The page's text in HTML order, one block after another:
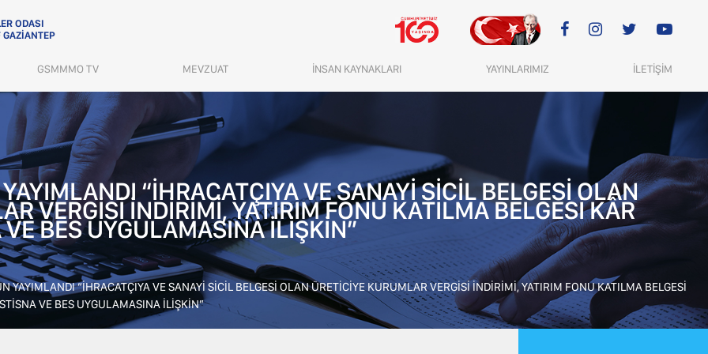
ODASI
GAZİANTEP
GSMMMO TV MEVZUAT İNSAN KAYNAKLARI YAYINLARIMIZ İLETİŞİM
“İHRACATÇIYA VE SANAYİ SİCİL BELGESİ OLAN
VERGİSİ İNDİRİMİ, YATIRIM FONU KATILMA BELGESİ KÂR
BES UYGULAMASINA İLİŞKİN”
YAYIMLANDI “İHRACATÇIYA VE SANAYİ SİCİL BELGESİ OLAN ÜRETİCİYE KURUMLAR VERGİSİ İNDİRİMİ, YATIRIM FONU KATILMA BELGESİ
VE BES UYGULAMASINA İLİŞKİN”